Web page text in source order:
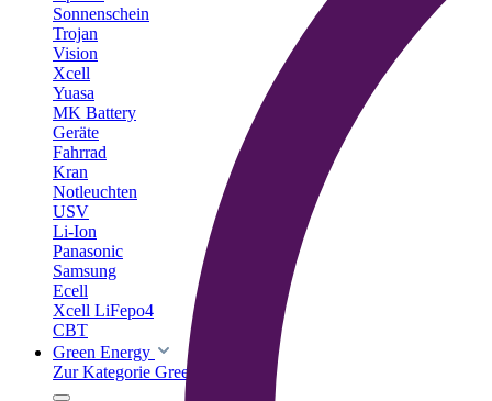
Sonnenschein
Trojan
Vision
Xcell
Yuasa
MK Battery
Geräte
Fahrrad
Kran
Notleuchten
USV
Li-Ion
Panasonic
Samsung
Ecell
Xcell LiFepo4
CBT
Green Energy
Zur Kategorie Green Energy